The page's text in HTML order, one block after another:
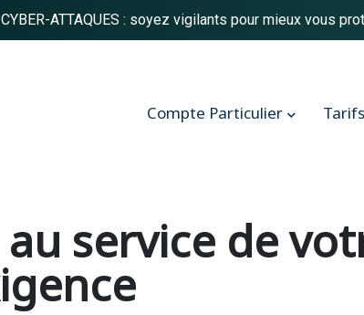
CYBER-ATTAQUES : soyez vigilants pour mieux vous
Compte Particulier Tarifs
service de